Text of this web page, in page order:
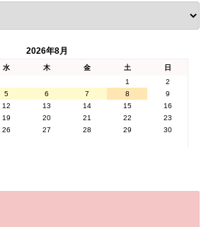
2026年8月
水 木 金 土
日
1
2
5 6 7 8
9
12 13 14 15
16
19 20 21 22
23
26 27 28 29
30